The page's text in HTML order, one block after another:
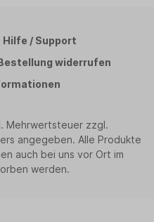
Hilfe / Support
widerrufen
Mehrwertsteuer zzgl.
angegeben. Alle Produkte
auch bei uns vor Ort im
werden.